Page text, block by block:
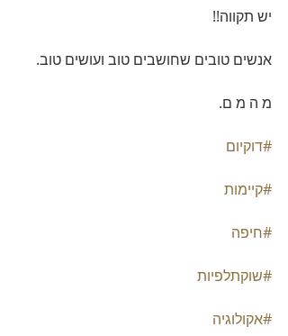
יש תקווה!!
אנשים טובים שחושבים טוב ועושים טוב.
מ ה מ ם.
#דוקיום
#קיימות
#חיפה
#שוקתלפיות
#אקולוגיה